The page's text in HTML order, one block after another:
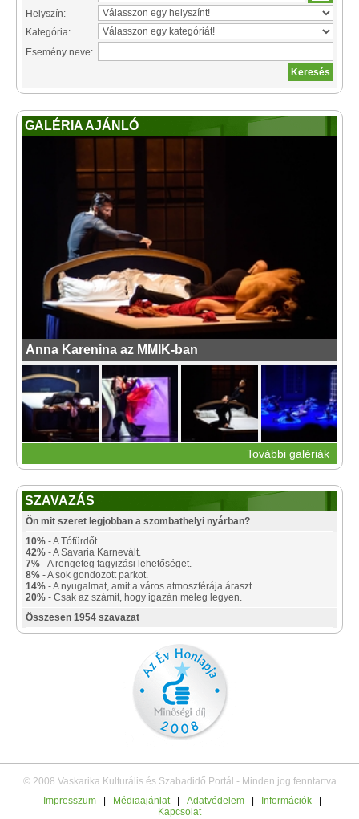
Helyszín:
Kategória:
Esemény neve:
GALÉRIA AJÁNLÓ
Anna Karenina az MMIK-ban
További galériák
SZAVAZÁS
Ön mit szeret legjobban a szombathelyi nyárban?
10% - A Tófürdőt.
42% - A Savaria Karnevált.
7% - A rengeteg fagyizási lehetőséget.
8% - A sok gondozott parkot.
14% - A nyugalmat, amit a város atmoszférája áraszt.
20% - Csak az számít, hogy igazán meleg legyen.
Összesen 1954 szavazat
© 2008 Vaskarika Kulturális és Szabadidő Portál - Minden jog fenntartva
Impresszum
Médiaajánlat Adatvédelem Információk
Kapcsolat